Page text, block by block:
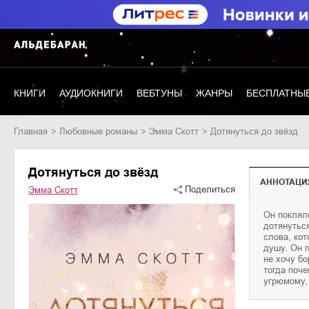
КНИГИ АУДИОКНИГИ ВЕБТУНЫ ЖАНРЫ
Главная любовные романы Эмма Скотт Дотянуться до звёзд
Дотянуться до звёзд
Эмма Скотт Поделиться
Он
слова,
душу. Он
не хочу
тогда
угрюмому,
Ни один из
нами.
горячую
мечтаю,
Но что,